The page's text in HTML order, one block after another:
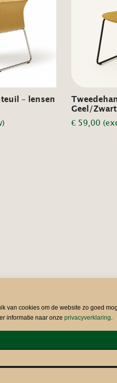
– lensen
Geel/Zwart
€ 59,00
van cookies om de website zo goed
informatie naar onze privacyverklaring.